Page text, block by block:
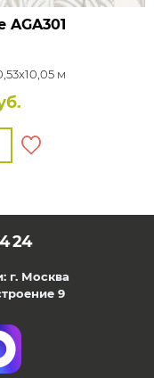
AGA301
м
24
г. Москва
9